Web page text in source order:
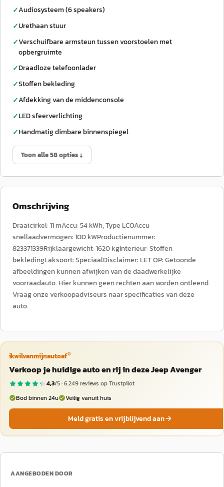
✓Audiosysteem (6 speakers)
✓Urethaan stuur
✓Verschuifbare armsteun tussen voorstoelen met
opbergruimte
✓Draadloze telefoonlader
✓Stoffen bekleding
✓Afdekking van de middenconsole
✓LED sfeerverlichting
✓Handmatig dimbare binnenspiegel
Toon alle 58 opties ↓
Omschrijving
Draaicirkel: 11 mAccu: 54 kWh, Type LCOAccu
snellaadvermogen: 100 kWProductienummer:
823371339Rijklaargewicht: 1620 kgInterieur: Stoffen
bekledingLaksoort: SpeciaalDisclaimer: LET OP: Getoonde
afbeeldingen kunnen afwijken van de daadwerkelijke
voorraadauto. Hier kunnen geen rechten aan worden ontleend.
Vraag onze verkoopadviseurs naar specificaties van deze
auto.
ikwilvanmijnautoaf®
Verkoop je huidige auto en rij in deze Jeep Avenger
4,3/5 ·6.249reviews op Trustpilot
Bod binnen 24u
Veilig vanuit huis
Meld gratis en vrijblijvend aan
AANGEBODEN DOOR